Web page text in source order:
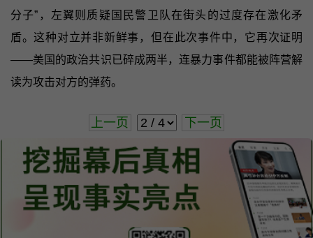
分子”，左翼则质疑国民警卫队在街头的过度存在激化矛
盾。这种对立并非新鲜事，但在此次事件中，它再次证明
——美国的政治共识已碎成两半，连暴力事件都能被阵营解
读为攻击对方的弹药。
上一页 下一页